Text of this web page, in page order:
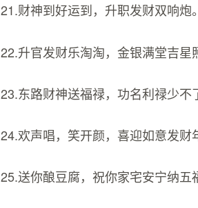
21.财神到好运到，升职发财双响炮。
22.升官发财乐淘淘，金银满堂吉星
23.东路财神送福禄，功名利禄少不
24.欢声唱，笑开颜，喜迎如意发财
25.送你酿豆腐，祝你家宅安宁纳五